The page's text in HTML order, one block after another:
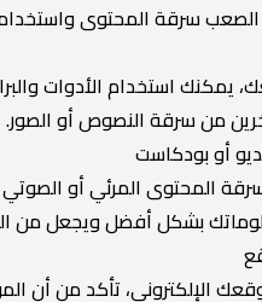
سرقة المحتوى
استخدام الأدوات
من سرقة النصوص أو الصور.
أو بودكاست
المحتوى المرئي أو الصوتي
بشكل أفضل ويجعل من